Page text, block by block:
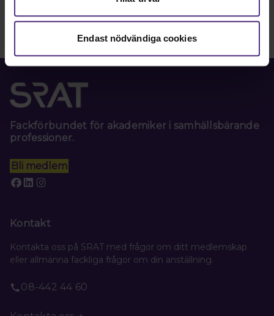
Endast nödvändiga cookies
Fackförbundet för akademiker i samhällsbärande
professioner.
Bli medlem
Kontakt
Kontakta oss på SRAT med frågor om ditt medlemskap
eller allmänna fackliga frågor om din anställning.
08-442 44 60